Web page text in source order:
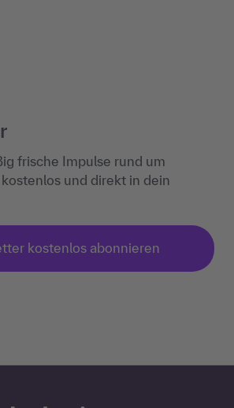
frische Impulse rund um
und direkt in dein
kostenlos abonnieren